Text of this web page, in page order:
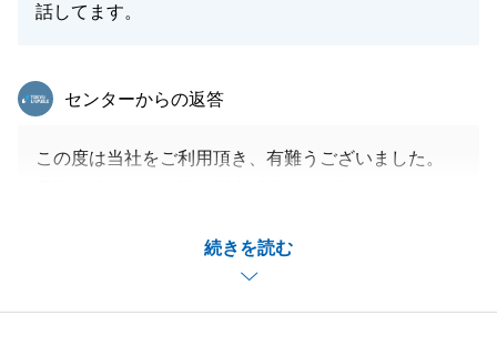
話してます。
続きを読む
東急リバブル
センターからの返答
この度は当社をご利用頂き、有難うございました。
御縁がありましたら、是非当社をご利用頂けたら幸い
今後とも宜しくお願い致します。